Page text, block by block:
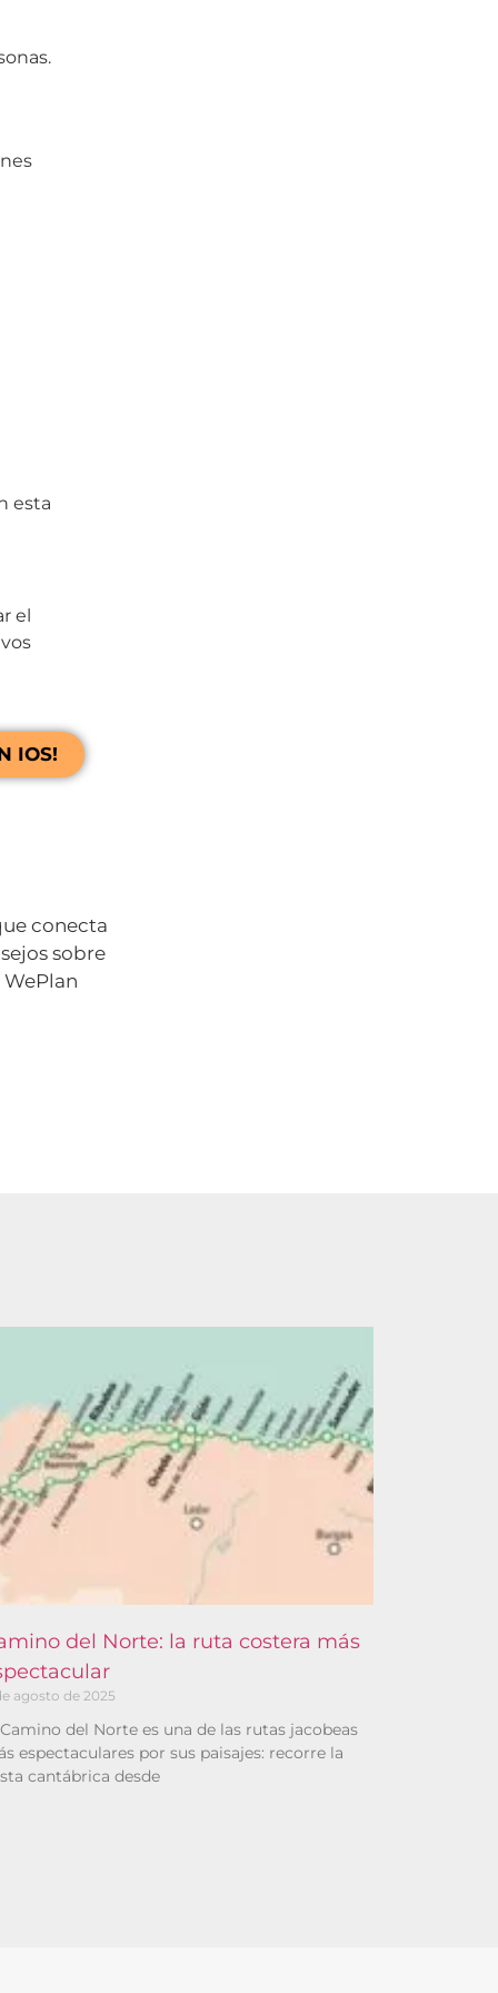
esta
el
IOS!
conecta
sobre
del Norte: la ruta costera más
agosto de 2025
del Norte es una de las rutas jacobeas
espectaculares por sus paisajes: recorre la
cantábrica desde